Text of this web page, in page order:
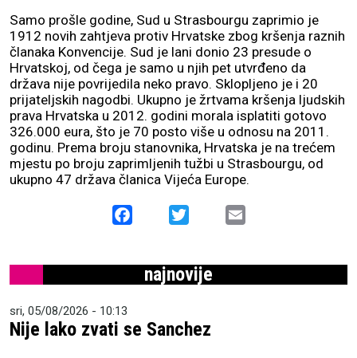
Samo prošle godine, Sud u Strasbourgu zaprimio je
1912 novih zahtjeva protiv Hrvatske zbog kršenja raznih
članaka Konvencije. Sud je lani donio 23 presude o
Hrvatskoj, od čega je samo u njih pet utvrđeno da
država nije povrijedila neko pravo. Sklopljeno je i 20
prijateljskih nagodbi. Ukupno je žrtvama kršenja ljudskih
prava Hrvatska u 2012. godini morala isplatiti gotovo
326.000 eura, što je 70 posto više u odnosu na 2011.
godinu. Prema broju stanovnika, Hrvatska je na trećem
mjestu po broju zaprimljenih tužbi u Strasbourgu, od
ukupno 47 država članica Vijeća Europe.
Facebook
najnovije
sri, 05/08/2026 - 10:13
Nije lako zvati se Sanchez